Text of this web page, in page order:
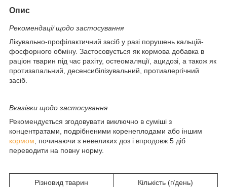
Опис
Рекомендації щодо застосування
Лікувально-профілактичний засіб у разі порушень кальцій-
фосфорного обміну. Застосовується як кормова добавка в
раціон тварин під час рахіту, остеомаляції, ацидозі, а також як
протизапальний, десенсибілізувальний, протиалергічний
засіб.
Вказівки щодо застосування
Рекомендується згодовувати виключно в суміші з
концентратами, подрібненими коренеплодами або іншим
кормом , починаючи з невеликих доз і впродовж 5 діб
переводити на повну норму.
Різновид тварин Кількість (г/день)